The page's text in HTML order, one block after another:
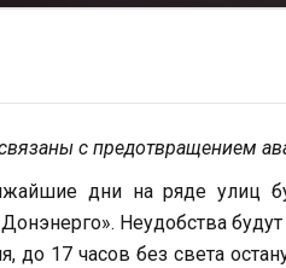
с предотвращением
дни на ряде улиц
Неудобства
до 17 часов без света